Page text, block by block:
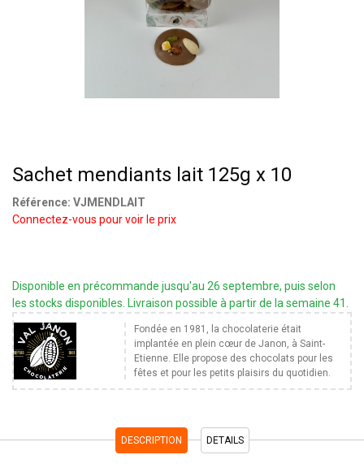
Sachet mendiants lait 125g x 10
Référence: VJMENDLAIT
Connectez-vous pour voir le prix
Disponible en précommande jusqu'au 26 septembre, puis selon
les stocks disponibles. Livraison possible à partir de la semaine 41.
Fondée en 1981, la chocolaterie était
implantée en plein cœur de Janon, à Saint-
Etienne. Elle propose des chocolats pour les
fêtes et pour les petits plaisirs du quotidien.
DESCRIPTION DETAILS